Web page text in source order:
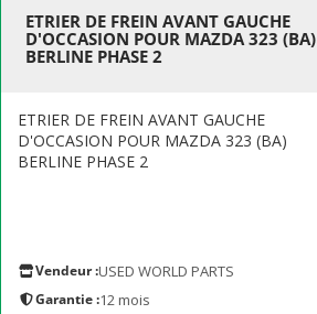
ETRIER DE FREIN AVANT GAUCHE
D'OCCASION POUR MAZDA 323 (BA)
BERLINE PHASE 2
ETRIER DE FREIN AVANT GAUCHE
D'OCCASION POUR MAZDA 323 (BA)
BERLINE PHASE 2
Vendeur :USED WORLD PARTS
Garantie :12 mois